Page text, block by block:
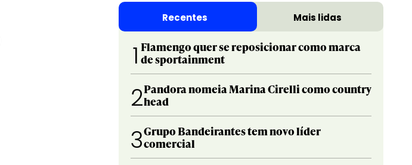
Recentes Mais lidas
1 Flamengo quer se reposicionar como marca
de sportainment
2Pandora nomeia Marina Cirelli como country
head
3Grupo Bandeirantes tem novo líder
comercial